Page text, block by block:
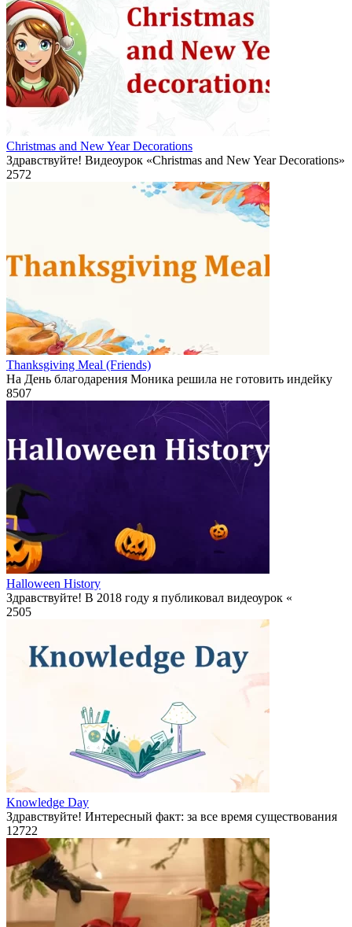
Christmas and New Year Decorations
Здравствуйте! Видеоурок «Christmas and New Year Decorations»
2572
Thanksgiving Meal (Friends)
На День благодарения Моника решила не готовить индейку
8507
Halloween History
Здравствуйте! В 2018 году я публиковал видеоурок «
2505
Knowledge Day
Здравствуйте! Интересный факт: за все время существования
12722